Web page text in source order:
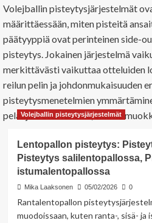
Volejballin pisteytysjärjestelmät
määrittäessään, miten pisteitä
päätyyppiä ovat perinteinen side-
pisteytys. Jokainen järjestelmä
merkittävästi vaikuttaa otteluiden
reilun pelin ja johdonmukaisuuden
pisteytysmenetelmien
pelaajille että faneille, sillä ne
Volejballin pisteytysjärjestelmät
Lentopallon pisteytys:
Pisteytys salilentopallossa,
istumalentopallossa
Mika Laaksonen 05/02/2026 0
Rantalentopallon
muodoissaan, kuten ranta-, sisä- ja